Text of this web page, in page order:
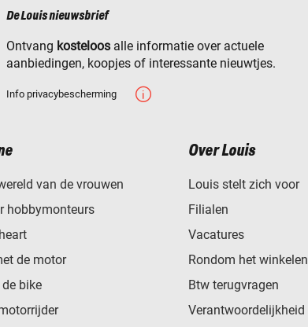
De Louis nieuwsbrief
Ontvang kosteloos alle informatie over actuele
aanbiedingen, koopjes of interessante nieuwtjes.
Info privacybescherming
van de vrouwen
hobbymonteurs
de motor
bike
Over Louis
Louis stelt zich voor
Filialen
Vacatures
Rondom het winkelen
Btw terugvragen
Verantwoordelijkheid